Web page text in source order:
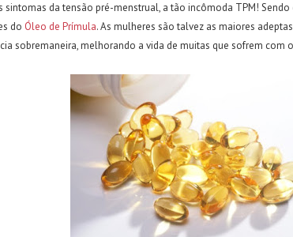
sintomas da tensão pré-menstrual, a tão incômoda TPM! Sendo
do Óleo de Prímula. As mulheres são talvez as maiores
sobremaneira, melhorando a vida de muitas que sofrem com